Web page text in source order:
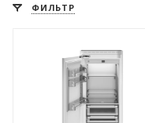
ФИЛЬТР